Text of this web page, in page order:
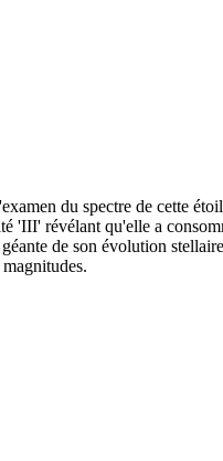
du spectre de cette
'III' révélant qu'elle a
de son évolution